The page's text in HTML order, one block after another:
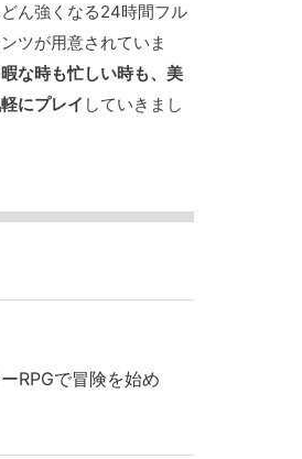
ん強くなる24時間フル
ツが用意されていま
な時も忙しい時も、美
にプレイ していきまし
RPGで冒険を始め